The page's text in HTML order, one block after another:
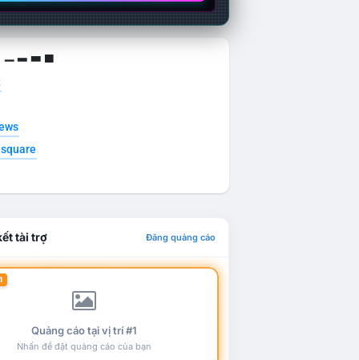
▁ ▂ ▃ ▄
tài trợ Đăng quảng cáo
Quảng cáo tại vị trí #1
Nhấn để đặt quảng cáo của bạn